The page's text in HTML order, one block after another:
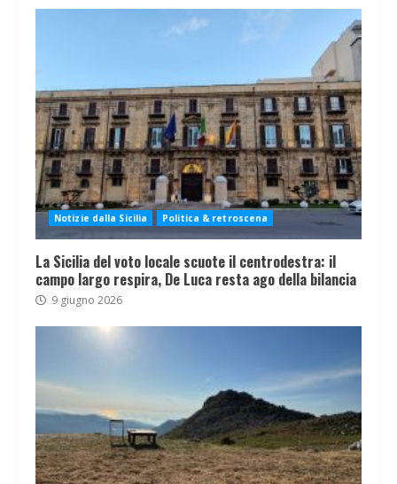
Notizie dalla Sicilia Politica & retroscena
La Sicilia del voto locale scuote il centrodestra: il
campo largo respira, De Luca resta ago della bilancia
9 giugno 2026